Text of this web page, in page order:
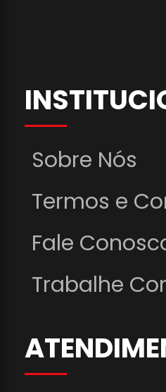
Sobre Nós
Termos e
Fale
Trabalhe